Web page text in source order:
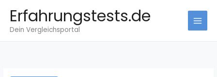
Inhalt
springen
Erfahrungstests.de
Dein Vergleichsportal